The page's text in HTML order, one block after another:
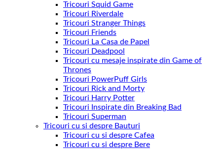
Tricouri Squid Game
Tricouri Riverdale
Tricouri Stranger Things
Tricouri Friends
Tricouri La Casa de Papel
Tricouri Deadpool
Tricouri cu mesaje inspirate din Game of
Thrones
Tricouri PowerPuff Girls
Tricouri Rick and Morty
Tricouri Harry Potter
Tricouri Inspirate din Breaking Bad
Tricouri Superman
Tricouri cu si despre Bauturi
Tricouri cu si despre Cafea
Tricouri cu si despre Bere